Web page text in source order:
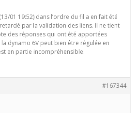
01 19:52) dans l’ordre du fil a en fait été
par la validation des liens. Il ne tient
des réponses qui ont été apportées
dynamo 6V peut bien être régulée en
en partie incompréhensible.
#167344